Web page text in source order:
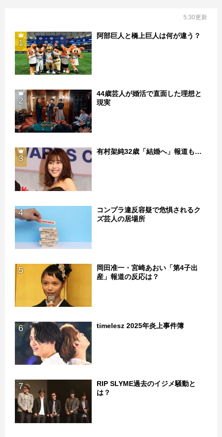
5:30更新
1
阿部巨人と橋上巨人は何が違う？
2
44歳芸人が婚活で直面した理想と
現実
3
有村架純32歳「結婚へ」報道も…
4
コンプラ違反容疑で危惧されるク
ズ芸人の居場所
5
岡田准一・宮崎あおい「第4子出
産」報道の反応は？
6 timelesz 2025年炎上事件簿
7
RIP SLYME過去のイジメ騒動と
は？